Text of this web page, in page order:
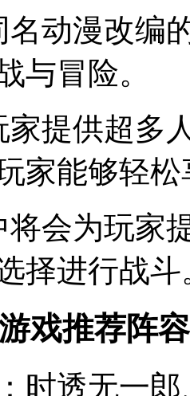
名动漫改编
与冒险。
家提供超多
家能够轻
将会为玩家
择进行战斗
戏推荐阵容
时透无一